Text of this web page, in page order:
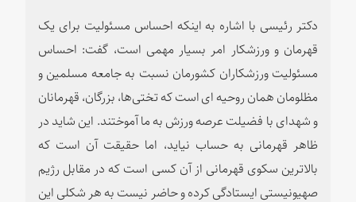
دکتر رئیسی با اشاره به اینکه احساس مسئولیت برای یک
قهرمان و ورزشکار امر بسیار مهمی است، گفت: احساس
مسئولیت ورزشکاران کشورمان نسبت به جامعه مسلمین و
مظلومان همان روحیه ای است که تختی‌ها، بزرگان، قهرمانان
و شهدای با فضیلت عرصه ورزش به ما آموختند. این شاید در
ظاهر قهرمانی به حساب نیاید، اما حقیقت آن است که
بالاترین سکوی قهرمانی از آن کسی است که در مقابل رژیم
صهیونیستی ایستادگی کرده و حاضر نیست به هر شکلی این